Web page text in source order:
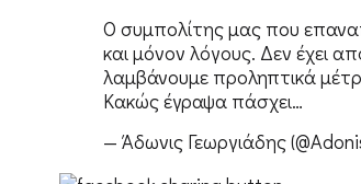
Ο συμπολίτης μας που
και μόνον λόγους. Δεν έχει
λαμβάνουμε προληπτικά
Κακώς έγραψα πάσχει…
— Άδωνις Γεωργιάδης